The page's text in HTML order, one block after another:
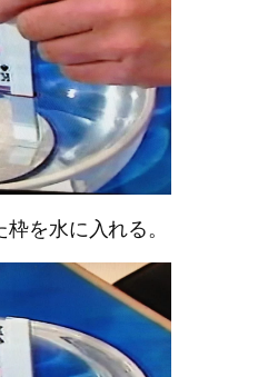
を水に入れる。